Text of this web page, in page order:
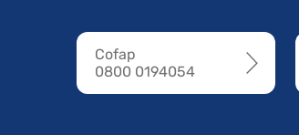
Cofap
0800 0194054